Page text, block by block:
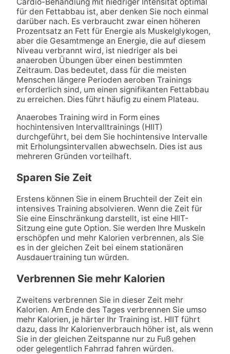
für den Fettabbau ist, aber denken Sie noch einmal
darüber nach. Es verbraucht zwar einen höheren
Prozentsatz an Fett für Energie als Muskelglykogen,
aber die Gesamtmenge an Energie, die auf diesem
Niveau verbrannt wird, ist niedriger als bei
anaeroben Übungen über einen bestimmten
Zeitraum. Das bedeutet, dass für die meisten
Menschen längere Perioden aeroben Trainings
erforderlich sind, um einen signifikanten Fettabbau
zu erreichen. Dies führt häufig zu einem Plateau.
Anaerobes Training wird in Form eines
hochintensiven Intervalltrainings (HIIT)
durchgeführt, bei dem Sie hochintensive Intervalle
mit Erholungsintervallen abwechseln. Dies ist aus
mehreren Gründen vorteilhaft.
Sparen Sie Zeit
Erstens können Sie in einem Bruchteil der Zeit ein
intensives Training absolvieren. Wenn die Zeit für
Sie eine Einschränkung darstellt, ist eine HIIT-
Sitzung eine gute Option. Sie werden Ihre Muskeln
erschöpfen und mehr Kalorien verbrennen, als Sie
es in der gleichen Zeit bei einem stationären
Ausdauertraining tun würden.
Verbrennen Sie mehr Kalorien
Zweitens verbrennen Sie in dieser Zeit mehr
Kalorien. Am Ende des Tages verbrennen Sie umso
mehr Kalorien, je härter Ihr Training ist. HIIT führt
dazu, dass Ihr Kalorienverbrauch höher ist, als wenn
Sie in der gleichen Zeitspanne nur zu Fuß gehen
oder gelegentlich Fahrrad fahren würden.